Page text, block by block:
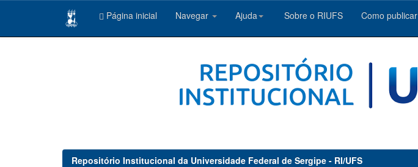
Página inicial Navegar Ajuda Sobre o RIUFS Como publicar
Repositório Institucional da Universidade Federal de Sergipe - RI/UFS